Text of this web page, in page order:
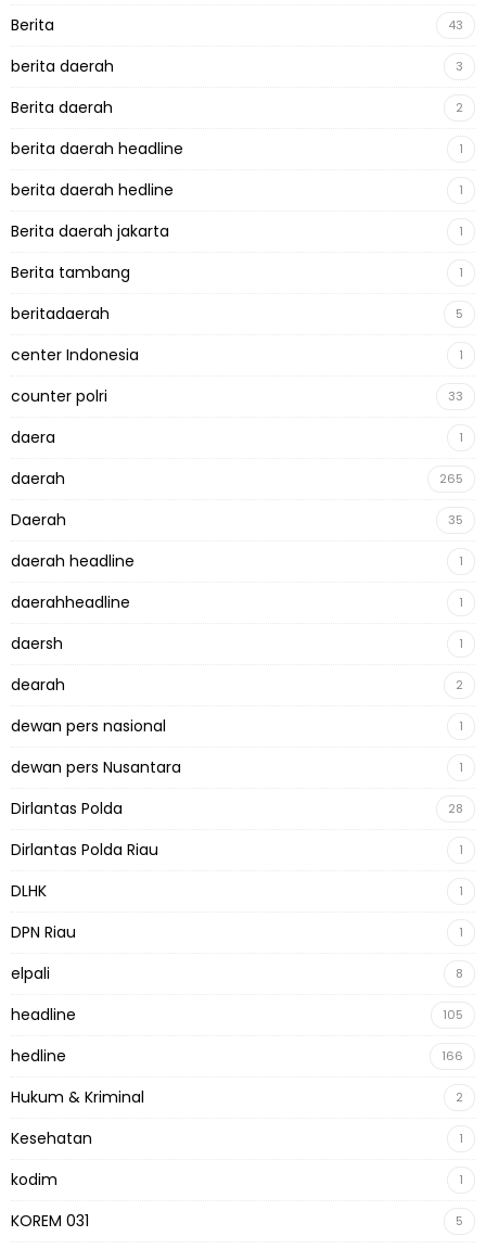
Berita 43
berita daerah 3
Berita daerah 2
berita daerah headline 1
berita daerah hedline 1
Berita daerah jakarta 1
Berita tambang 1
beritadaerah 5
center Indonesia 1
counter polri 33
daera 1
daerah 265
Daerah 35
daerah headline 1
daerahheadline 1
daersh 1
dearah 2
dewan pers nasional 1
dewan pers Nusantara 1
Dirlantas Polda 28
Dirlantas Polda Riau 1
DLHK 1
DPN Riau 1
elpali 8
headline 105
hedline 166
Hukum & Kriminal 2
Kesehatan 1
kodim 1
KOREM 031 5